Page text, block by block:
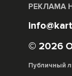
РЕКЛАМА
© 2026
Публичный